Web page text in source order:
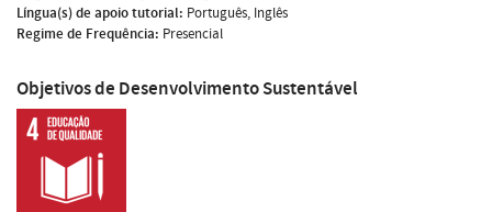
Língua(s) de apoio tutorial: Português, Inglês
Regime de Frequência: Presencial
Objetivos de Desenvolvimento Sustentável